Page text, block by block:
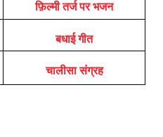
फ़िल्मी तर्ज पर भजन
बधाई गीत
चालीसा संग्रह